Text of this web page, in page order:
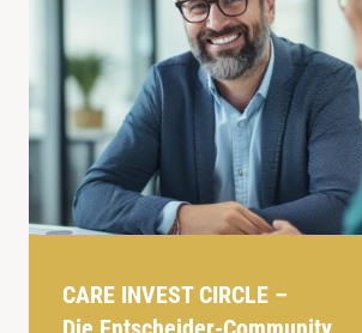
CARE INVEST CIRCLE –